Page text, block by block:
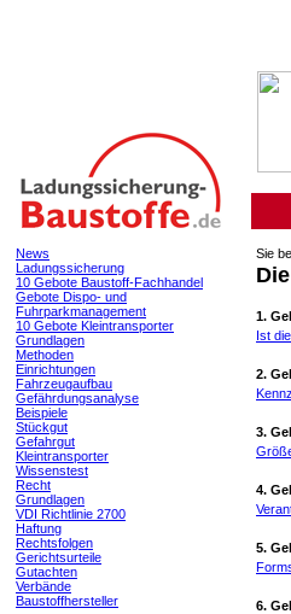
News
Ladungssicherung
10 Gebote Baustoff-Fachhandel
Gebote Dispo- und
Fuhrparkmanagement
10 Gebote Kleintransporter
Grundlagen
Methoden
Einrichtungen
Fahrzeugaufbau
Gefährdungsanalyse
Beispiele
Stückgut
Gefahrgut
Kleintransporter
Wissenstest
Recht
Grundlagen
VDI Richtlinie 2700
Haftung
Rechtsfolgen
Gerichtsurteile
Gutachten
Verbände
Baustoffhersteller
Sie
1.
Ist
2.
3.
4.
5.
6.